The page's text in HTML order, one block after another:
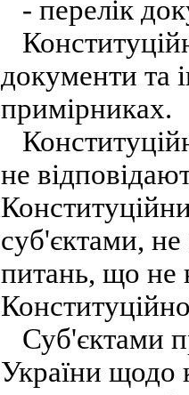
- перелік
документи та
примірниках.
не
суб'єктами, не
питань, що не
Суб'єктами
України щодо